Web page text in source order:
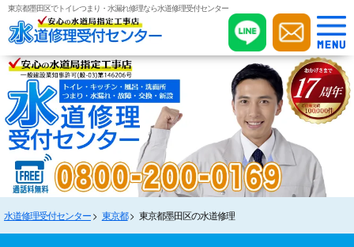
東京都墨田区でトイレつまり・水漏れ修理なら水道修理受付センター
水道修理受付センター 東京都 東京都墨田区の水道修理